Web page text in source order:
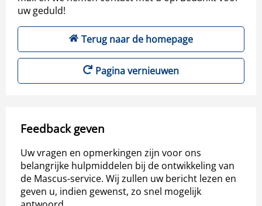
uw geduld!
Terug naar de homepage
Pagina vernieuwen
Feedback geven
Uw vragen en opmerkingen zijn voor ons
belangrijke hulpmiddelen bij de ontwikkeling van
de Mascus-service. Wij zullen uw bericht lezen en
geven u, indien gewenst, zo snel mogelijk